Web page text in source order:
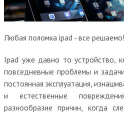
Любая поломка ipad - все решаемо!
Ipad уже давно то устройство,
повседневные проблемы и
постоянная эксплуатация,
и естественные
разнообразие причин, когда